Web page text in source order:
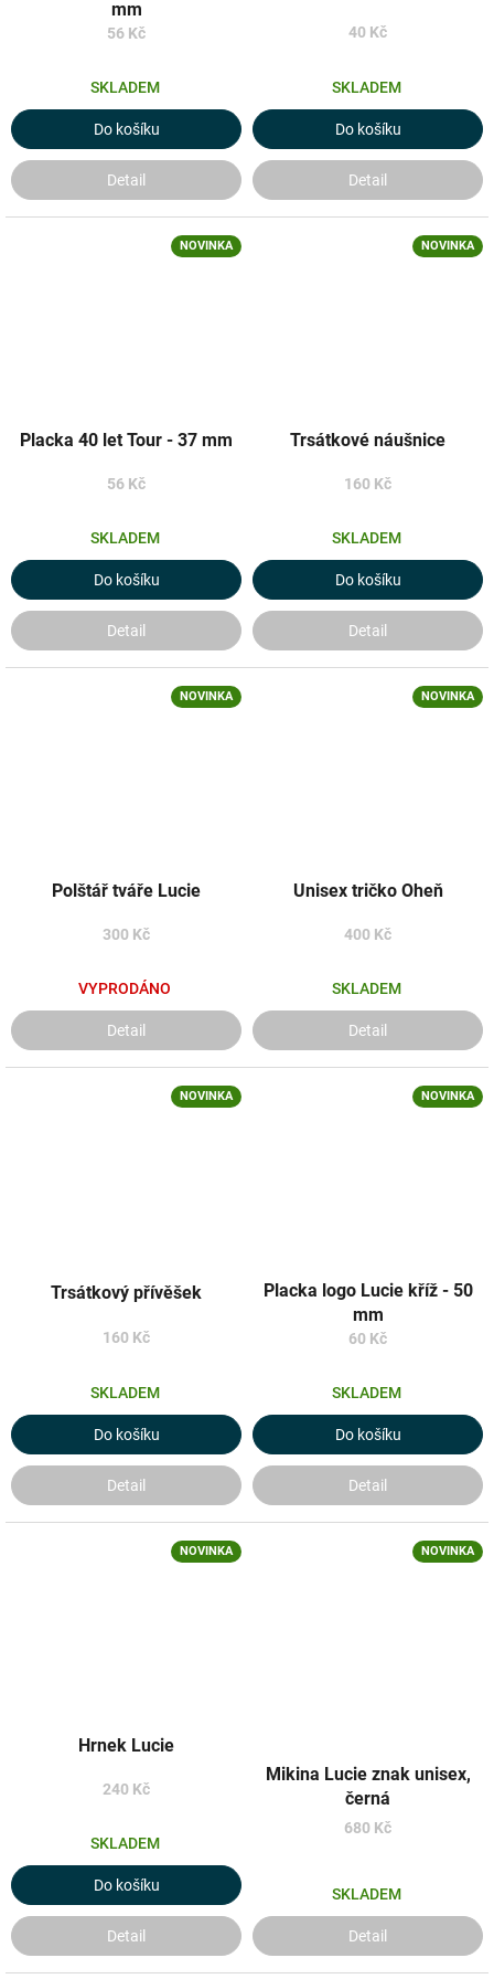
mm
56 Kč
SKLADEM
Do košíku
Detail
40 Kč
SKLADEM
Do košíku
Detail
NOVINKA
Placka 40 let Tour - 37 mm
56 Kč
SKLADEM
Do košíku
Detail
NOVINKA
Trsátkové náušnice
160 Kč
SKLADEM
Do košíku
Detail
NOVINKA
Polštář tváře Lucie
300 Kč
VYPRODÁNO
Detail
NOVINKA
Unisex tričko Oheň
400 Kč
SKLADEM
Detail
NOVINKA
Trsátkový přívěšek
160 Kč
SKLADEM
Do košíku
Detail
NOVINKA
Placka logo Lucie kříž - 50
mm
60 Kč
SKLADEM
Do košíku
Detail
NOVINKA
Hrnek Lucie
240 Kč
SKLADEM
Do košíku
Detail
NOVINKA
Mikina Lucie znak unisex,
černá
680 Kč
SKLADEM
Detail